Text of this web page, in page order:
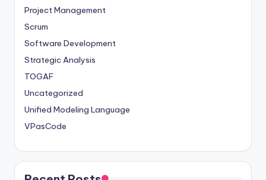
Project Management
Scrum
Software Development
Strategic Analysis
TOGAF
Uncategorized
Unified Modeling Language
VPasCode